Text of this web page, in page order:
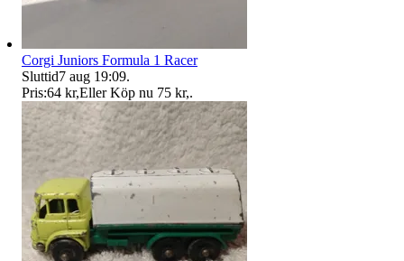
Corgi Juniors Formula 1 Racer
Sluttid7 aug 19:09.
Pris:64 kr,Eller Köp nu 75 kr,.